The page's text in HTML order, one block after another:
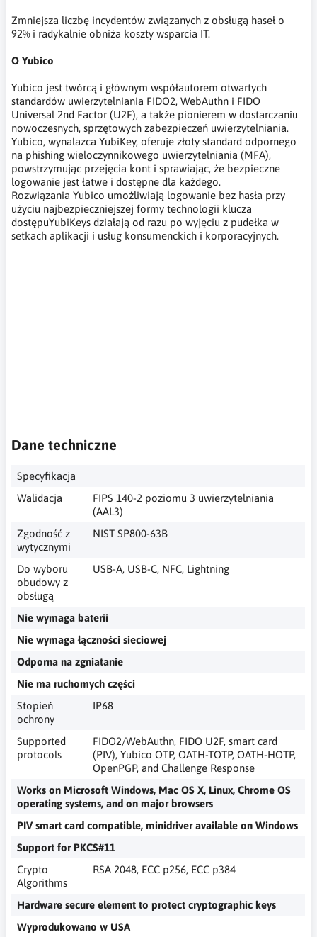
Zmniejsza liczbę incydentów związanych z obsługą haseł o
92% i radykalnie obniża koszty wsparcia IT.
O Yubico
Yubico jest twórcą i głównym współautorem otwartych
standardów uwierzytelniania FIDO2, WebAuthn i FIDO
Universal 2nd Factor (U2F), a także pionierem w dostarczaniu
nowoczesnych, sprzętowych zabezpieczeń uwierzytelniania.
Yubico, wynalazca YubiKey, oferuje złoty standard odpornego
na phishing wieloczynnikowego uwierzytelniania (MFA),
powstrzymując przejęcia kont i sprawiając, że bezpieczne
logowanie jest łatwe i dostępne dla każdego.
Rozwiązania Yubico umożliwiają logowanie bez hasła przy
użyciu najbezpieczniejszej formy technologii klucza
dostępuYubiKeys działają od razu po wyjęciu z pudełka w
setkach aplikacji i usług konsumenckich i korporacyjnych.
Dane techniczne
Specyfikacja
Walidacja
FIPS 140-2 poziomu 3 uwierzytelniania
(AAL3)
Zgodność z
wytycznymi
NIST SP800-63B
Do wyboru
obudowy z
obsługą
USB-A, USB-C, NFC, Lightning
Nie wymaga baterii
Nie wymaga łączności sieciowej
Odporna na zgniatanie
Nie ma ruchomych części
Stopień
ochrony
IP68
Supported
protocols
FIDO2/WebAuthn, FIDO U2F, smart card
(PIV), Yubico OTP, OATH-TOTP, OATH-HOTP,
OpenPGP, and Challenge Response
Works on Microsoft Windows, Mac OS X, Linux, Chrome OS
operating systems, and on major browsers
PIV smart card compatible, minidriver available on Windows
Support for PKCS#11
Crypto
Algorithms
RSA 2048, ECC p256, ECC p384
Hardware secure element to protect cryptographic keys
Wyprodukowano w USA